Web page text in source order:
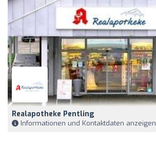
Realapotheke Pentling
Informationen und Kontaktdaten anzeigen